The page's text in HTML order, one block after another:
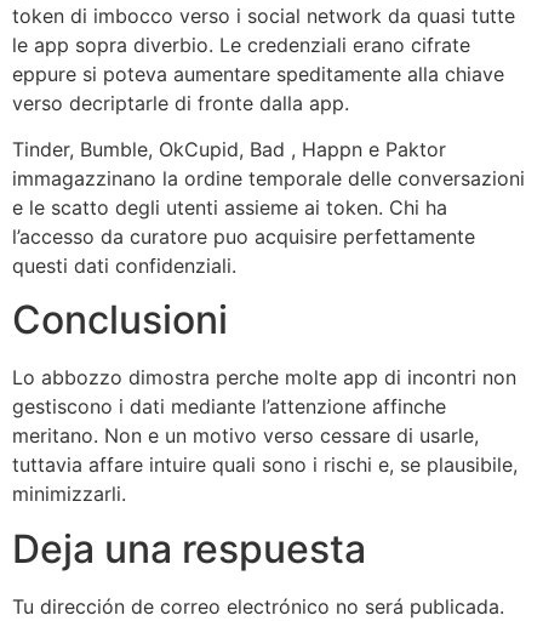
token di imbocco verso i social network da quasi tutte
le app sopra diverbio. Le credenziali erano cifrate
eppure si poteva aumentare speditamente alla chiave
verso decriptarle di fronte dalla app.
Tinder, Bumble, OkCupid, Bad , Happn e Paktor
immagazzinano la ordine temporale delle conversazioni
e le scatto degli utenti assieme ai token. Chi ha
l’accesso da curatore puo acquisire perfettamente
questi dati confidenziali.
Conclusioni
Lo abbozzo dimostra perche molte app di incontri non
gestiscono i dati mediante l’attenzione affinche
meritano. Non e un motivo verso cessare di usarle,
tuttavia affare intuire quali sono i rischi e, se plausibile,
minimizzarli.
Deja una respuesta
Tu dirección de correo electrónico no será publicada.